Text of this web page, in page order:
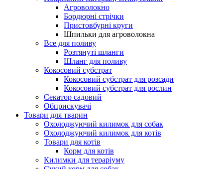
Агроволокно
Бордюрні стрічки
Пристовбурні круги
Шпильки для агроволокна
Все для поливу
Розтянуті шланги
Шланг для поливу
Кокосовий субстрат
Кокосовий субстрат для розсади
Кокосовий субстрат для рослин
Секатор садовий
Обприскувачі
Товари для тварин
Охолоджуючий килимок для собак
Охолоджуючий килимок для котів
Товари для котів
Корм для котів
Килимки для тераріуму